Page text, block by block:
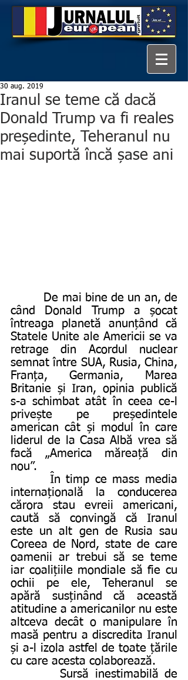
Iranul se teme că dacă
Donald Trump va fi reales
președinte, Teheranul nu
mai suportă încă șase ani
30 aug. 2019
când Donald Trump a șocat
întreaga planetă anunțând că
Statele Unite ale Americii se va
retrage din Acordul nuclear
semnat între SUA, Rusia, China,
Franța, Germania, Marea
Britanie și Iran, opinia publică
s-a schimbat atât în ceea ce-l
privește pe președintele
american cât și modul în care
liderul de la Casa Albă vrea să
facă „America măreață din
nou”.
internațională la conducerea
cărora stau evreii americani,
caută să convingă că Iranul
este un alt gen de Rusia sau
Coreea de Nord, state de care
oamenii ar trebui să se teme
iar coalițiile mondiale să fie cu
ochii pe ele, Teheranul se
apără susținând că această
atitudine a americanilor nu este
altceva decât o manipulare în
masă pentru a discredita Iranul
și a-l izola astfel de toate țările
cu care acesta colaborează.